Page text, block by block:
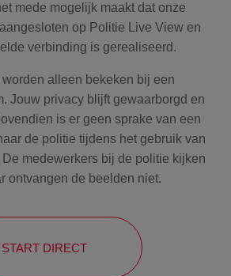
mede mogelijk maakt dat onze
op Politie Live View en
verbinding is gerealiseerd.
worden alleen bekeken bij een
Jouw privacy blijft gewaarborgd en
is er geen sprake van een
de politie tijdens het gebruik van
medewerkers bij de politie kijken
ontvangen de beelden niet.
START DIRECT